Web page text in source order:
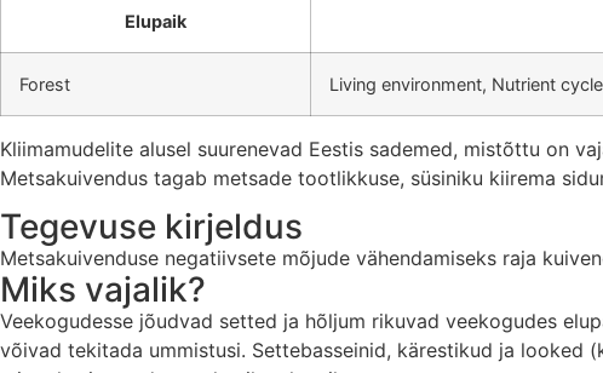
Elupaik
Forest Living environment, Nutrient cycle
Kliimamudelite alusel suurenevad Eestis sademed, mistõttu on
Metsakuivendus tagab metsade tootlikkuse, süsiniku kiirema
Tegevuse kirjeldus
Metsakuivenduse negatiivsete mõjude vähendamiseks raja
Miks vajalik?
Veekogudesse jõudvad setted ja hõljum rikuvad veekogudes
võivad tekitada ummistusi. Settebasseinid, kärestikud ja looked